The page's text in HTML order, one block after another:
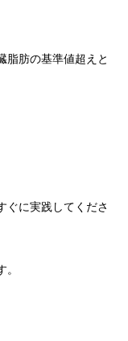
脂肪の基準値超えと
ぐに実践してくださ